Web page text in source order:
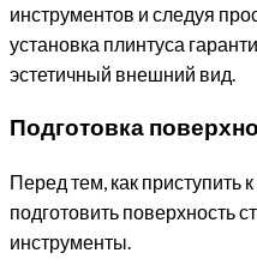
инструментов и следуя
установка плинтуса
эстетичный внешний вид.
Подготовка
Перед тем, как приступить
подготовить поверхность
инструменты.